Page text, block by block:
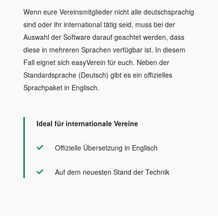
Wenn eure Vereinsmitglieder nicht alle deutschsprachig
sind oder ihr international tätig seid, muss bei der
Auswahl der Software darauf geachtet werden, dass
diese in mehreren Sprachen verfügbar ist. In diesem
Fall eignet sich easyVerein für euch. Neben der
Standardsprache (Deutsch) gibt es ein offizielles
Sprachpaket in Englisch.
Ideal für internationale Vereine
Offizielle Übersetzung in Englisch
Auf dem neuesten Stand der Technik